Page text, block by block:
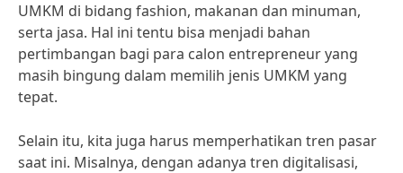
UMKM di bidang fashion, makanan dan minuman,
serta jasa. Hal ini tentu bisa menjadi bahan
pertimbangan bagi para calon entrepreneur yang
masih bingung dalam memilih jenis UMKM yang
tepat.
Selain itu, kita juga harus memperhatikan tren pasar
saat ini. Misalnya, dengan adanya tren digitalisasi,